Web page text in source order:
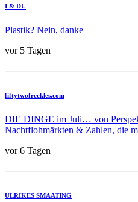
I & DU
Plastik? Nein, danke
vor 5 Tagen
fiftytwofreckles.com
DIE DINGE im Juli… von
Nachtflohmärkten & Zahlen, die
vor 6 Tagen
ULRIKES SMAATING